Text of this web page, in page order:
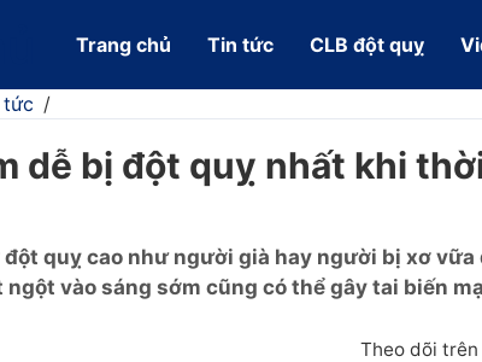
Trang chủ Tin tức CLB đột quỵ
tức /
dễ bị đột quỵ nhất khi
quỵ cao như người già hay người bị xơ vữa
vào sáng sớm cũng có thể gây tai biến
Theo dõi trên